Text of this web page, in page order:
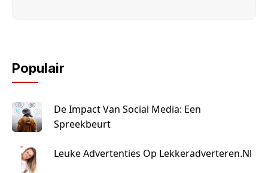
Populair
De Impact Van Social Media: Een
Spreekbeurt
Leuke Advertenties Op Lekkeradverteren.nl